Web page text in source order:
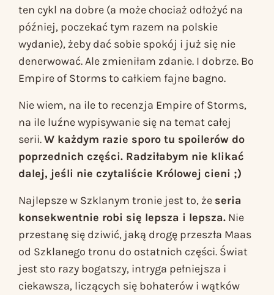
ten cykl na dobre (a może chociaż odłożyć na
później, poczekać tym razem na polskie
wydanie), żeby dać sobie spokój i już się nie
denerwować. Ale zmieniłam zdanie. I dobrze. Bo
Empire of Stormsto całkiem fajne bagno.
Nie wiem, na ile to recenzja Empire of Storms,
na ile luźne wypisywanie się na temat całej
serii.W każdym razie sporo tu spoilerów do
poprzednich części. Radziłabym nie klikać
dalej, jeśli nie czytaliście Królowej cieni ;)
Najlepsze w Szklanym tronie jest to, że seria
konsekwentnie robi się lepsza i lepsza. Nie
przestanę się dziwić, jaką drogę przeszła Maas
od Szklanego tronu do ostatnich części. Świat
jest sto razy bogatszy, intryga pełniejsza i
ciekawsza, liczących się bohaterów i wątków